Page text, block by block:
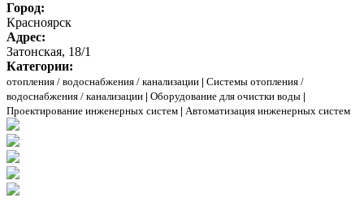
Город:
Красноярск
Адрес:
Затонская, 18/1
Категории:
отопления / водоснабжения / канализации | Системы отопления /
водоснабжения / канализации | Оборудование для очистки воды |
Проектирование инженерных систем | Автоматизация инженерных систем